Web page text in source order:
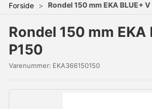
Forside Rondel 150 mm EKA BLUE+
Rondel 150 mm EKA
P150
Varenummer: EKA366150150